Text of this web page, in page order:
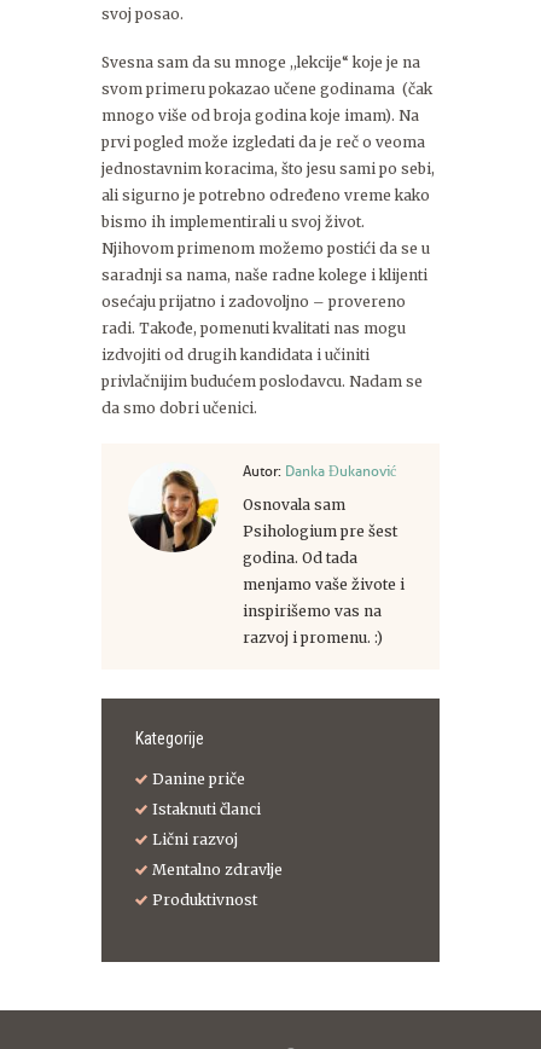
svoj posao.
Svesna sam da su mnoge ,,lekcije“ koje je na
svom primeru pokazao učene godinama (čak
mnogo više od broja godina koje imam). Na
prvi pogled može izgledati da je reč o veoma
jednostavnim koracima, što jesu sami po sebi,
ali sigurno je potrebno određeno vreme kako
bismo ih implementirali u svoj život.
Njihovom primenom možemo postići da se u
saradnji sa nama, naše radne kolege i klijenti
osećaju prijatno i zadovoljno – provereno
radi. Takođe, pomenuti kvalitati nas mogu
izdvojiti od drugih kandidata i učiniti
privlačnijim budućem poslodavcu. Nadam se
da smo dobri učenici.
Autor: Danka Đukanović
Osnovala sam
Psihologium pre šest
godina. Od tada
menjamo vaše živote i
inspirišemo vas na
razvoj i promenu. :)
Kategorije
Danine priče
Istaknuti članci
Lični razvoj
Mentalno zdravlje
Produktivnost